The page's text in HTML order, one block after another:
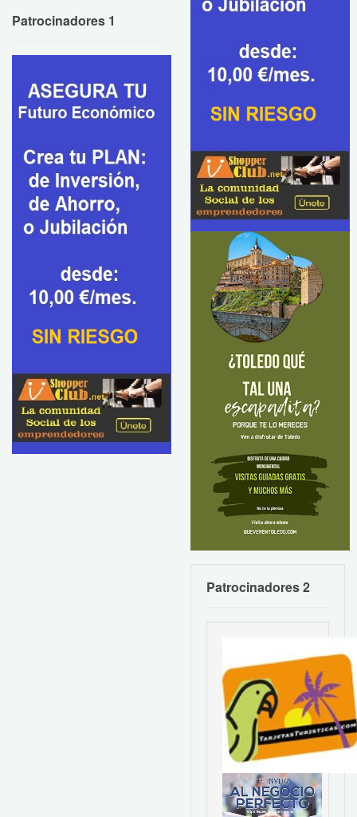
Patrocinadores 1
Patrocinadores 2